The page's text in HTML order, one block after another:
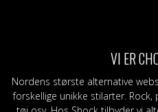
VI ER
Nordens største alternative
forskellige unikke stilarter.